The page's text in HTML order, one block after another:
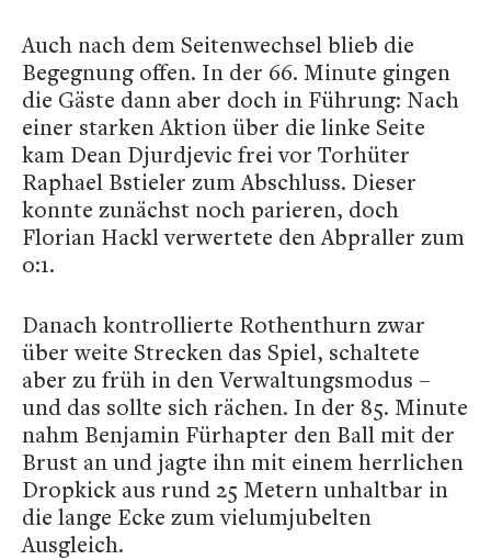
Auch nach dem Seitenwechsel blieb die
Begegnung offen. In der 66. Minute gingen
die Gäste dann aber doch in Führung: Nach
einer starken Aktion über die linke Seite
kam Dean Djurdjevic frei vor Torhüter
Raphael Bstieler zum Abschluss. Dieser
konnte zunächst noch parieren, doch
Florian Hackl verwertete den Abpraller zum
0:1.
Danach kontrollierte Rothenthurn zwar
über weite Strecken das Spiel, schaltete
aber zu früh in den Verwaltungsmodus –
und das sollte sich rächen. In der 85. Minute
nahm Benjamin Fürhapter den Ball mit der
Brust an und jagte ihn mit einem herrlichen
Dropkick aus rund 25 Metern unhaltbar in
die lange Ecke zum vielumjubelten
Ausgleich.